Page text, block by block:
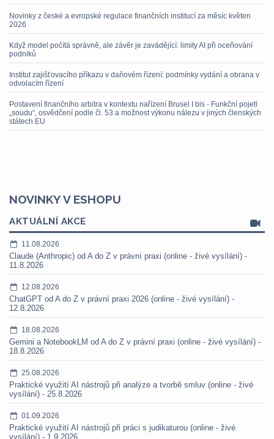
Novinky z české a evropské regulace finančních institucí za měsíc květen
2026
Když model počítá správně, ale závěr je zavádějící: limity AI při oceňování
podniků
Institut zajišťovacího příkazu v daňovém řízení: podmínky vydání a obrana v
odvolacím řízení
Postavení finančního arbitra v kontextu nařízení Brusel I bis - Funkční pojetí
„soudu“, osvědčení podle čl. 53 a možnost výkonu nálezu v jiných členských
státech EU
NOVINKY V ESHOPU
AKTUÁLNÍ AKCE
11.08.2026
Claude (Anthropic) od A do Z v právní praxi (online - živé vysílání) -
11.8.2026
12.08.2026
ChatGPT od A do Z v právní praxi 2026 (online - živé vysílání) -
12.8.2026
18.08.2026
Gemini a NotebookLM od A do Z v právní praxi (online - živé vysílání) -
18.8.2026
25.08.2026
Praktické využití AI nástrojů při analýze a tvorbě smluv (online - živé
vysílání) - 25.8.2026
01.09.2026
Praktické využití AI nástrojů při práci s judikaturou (online - živé
vysílání) - 1.9.2026